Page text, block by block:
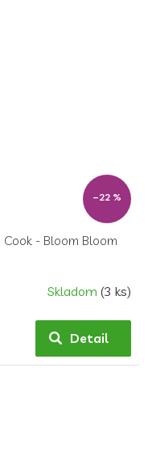
–22 %
- Bloom Bloom
Skladom (3 ks)
Detail